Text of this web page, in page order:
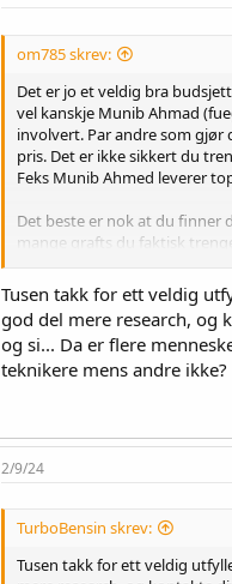
n
s
:
om785 skrev:
Det er jo et veldig bra
vel kanskje Munib Ahmad
involvert. Par andre som
pris. Det er ikke sikkert du
Feks Munib Ahmed leverer
Det beste er nok at du finner
mange grafts du faktisk
Hvis du planlegger å dele
på det, og ta kronen hos en
regionen. Prisene hans er
Tyrkia er Gur og Turan fra
Lav pris betyr ikke alltid at
Anbefaler uansett å sjekke ut
Tusen takk for ett veldig
god del mere research, og
og si... Da er flere
teknikere mens andre ikke?
2/9/24
TurboBensin skrev:
Tusen takk for ett veldig